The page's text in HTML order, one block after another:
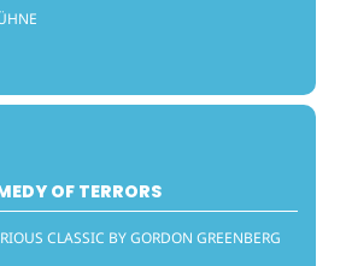
OF TERRORS
CLASSIC BY GORDON GREENBERG